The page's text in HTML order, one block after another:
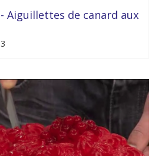
Aiguillettes de canard aux